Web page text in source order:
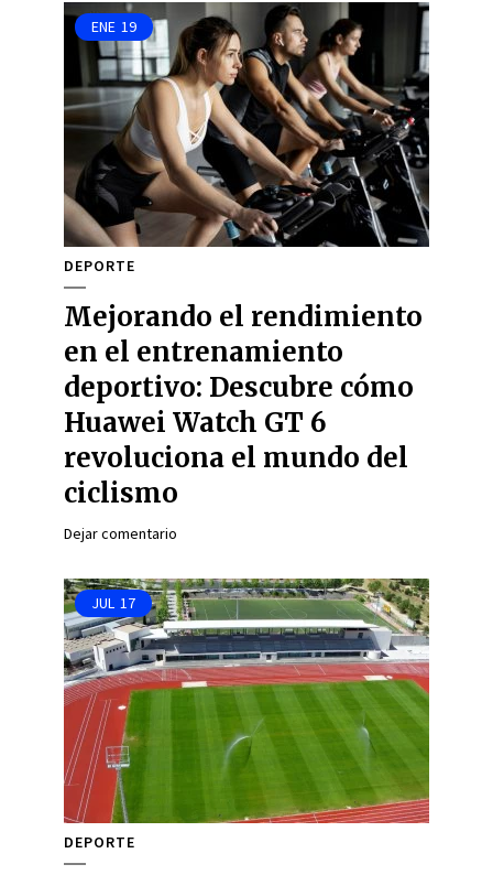
ENE 19
DEPORTE
Mejorando el rendimiento
en el entrenamiento
deportivo: Descubre cómo
Huawei Watch GT 6
revoluciona el mundo del
ciclismo
Dejar comentario
JUL 17
DEPORTE